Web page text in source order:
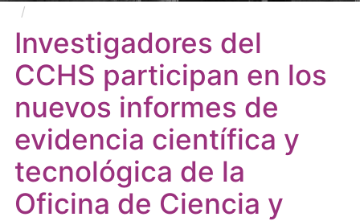
informes de evidencia científica y tecnológica de la
Oficina de Ciencia y Tecnología del Congreso de los
Diputados
Investigadores del
CCHS participan en los
nuevos informes de
evidencia científica y
tecnológica de la
Oficina de Ciencia y